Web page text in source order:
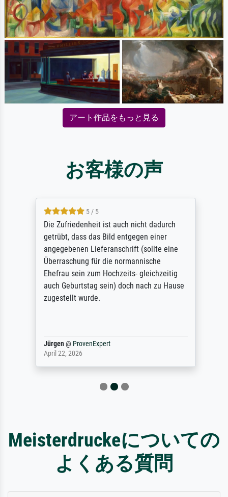
アート作品をもっと見る
お客様の声
5 / 5
Die Zufriedenheit ist auch nicht dadurch
getrübt, dass das Bild entgegen einer
angegebenen Lieferanschrift (sollte eine
Überraschung für die normannische
Ehefrau sein zum Hochzeits- gleichzeitig
auch Geburtstag sein) doch nach zu Hause
zugestellt wurde.
Jürgen@ ProvenExpert
April 22, 2026
Meisterdruckeについての
よくある質問